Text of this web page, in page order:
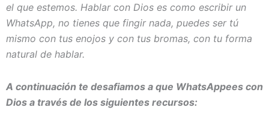
el que estemos. Hablar con Dios es como escribir un
WhatsApp, no tienes que fingir nada, puedes ser tú
mismo con tus enojos y con tus bromas, con tu forma
natural de hablar.
A continuación te desafiamos a que WhatsAppees con
Dios a través de los siguientes recursos: